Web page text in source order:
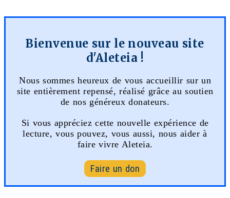
Bienvenue sur le nouveau site
d'Aleteia !
Nous sommes heureux de vous accueillir sur un
site entièrement repensé, réalisé grâce au soutien
de nos généreux donateurs.
Si vous appréciez cette nouvelle expérience de
lecture, vous pouvez, vous aussi, nous aider à
faire vivre Aleteia.
Faire un don